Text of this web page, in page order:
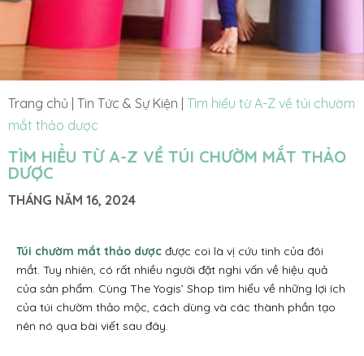
Trang chủ Tin Tức & Sự Kiện Tìm hiểu từ A-Z về túi chườm
mắt thảo dược
TÌM HIỂU TỪ A-Z VỀ TÚI CHƯỜM MẮT THẢO
DƯỢC
THÁNG NĂM 16, 2024
Túi chườm mắt thảo dược được coi là vị cứu tinh của đôi
mắt. Tuy nhiên, có rất nhiều người đặt nghi vấn về hiệu quả
của sản phẩm. Cùng The Yogis’ Shop tìm hiểu về những lợi ích
của túi chườm thảo mộc, cách dùng và các thành phần tạo
nên nó qua bài viết sau đây.